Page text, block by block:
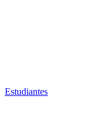
Estudiantes